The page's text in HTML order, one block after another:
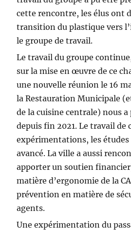
cette rencontre, les élus ont
transition du plastique vers
le groupe de travail.
Le travail du groupe
sur la mise en œuvre de ce
une nouvelle réunion le 16
la Restauration Municipale
de la cuisine centrale) nous a
depuis fin 2021. Le travail
expérimentations, les
avancé. La ville a aussi
apporter un soutien
matière d’ergonomie de la
prévention en matière de
agents.
Une expérimentation du